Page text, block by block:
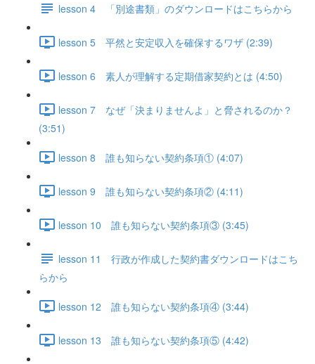
lesson 4 「別途書類」のダウンロードはこちらから
lesson 5 平然と安定収入を確保するワザ (2:39)
lesson 6 素人が理解する定期借家契約とは (4:50)
lesson 7 なぜ「決まりませんよ」と脅されるのか？
(3:51)
lesson 8 誰も知らない契約条項① (4:07)
lesson 9 誰も知らない契約条項② (4:11)
lesson 10 誰も知らない契約条項③ (3:45)
lesson 11 行政が作成した契約書ダウンロードはこち
らから
lesson 12 誰も知らない契約条項④ (3:44)
lesson 13 誰も知らない契約条項⑤ (4:42)